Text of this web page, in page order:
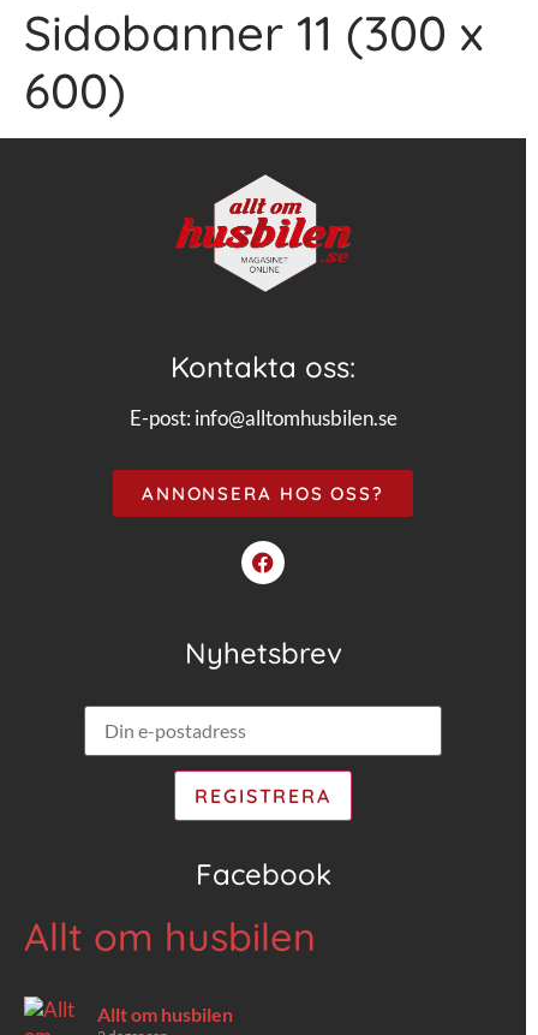
Sidobanner 11 (300 x
600)
Kontakta oss:
E-post: info@alltomhusbilen.se
ANNONSERA HOS OSS?
Nyhetsbrev
Facebook
Allt om husbilen
Allt om husbilen